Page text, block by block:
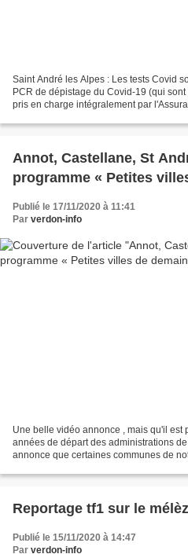
Saint André les Alpes : Les tests Covid
PCR de dépistage du Covid-19 (qui
pris en charge intégralement par
Annot, Castellane, St
programme « Petites
Publié le 17/11/2020 à 11:41
Par verdon-info
Une belle vidéo annonce , mais qu'il est
années de départ des administrations de ces villages
annonce que certaines communes de
Reportage tf1 sur le
Publié le 15/11/2020 à 14:47
Par verdon-info